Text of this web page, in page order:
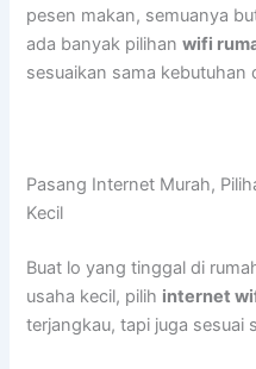
pesen makan, semuanya
ada banyak pilihanwifi
sesuaikan sama kebutuhan
Pasang Internet Murah,
Kecil
Buat lo yang tinggal di
usaha kecil, pilih internet
terjangkau, tapi juga sesuai